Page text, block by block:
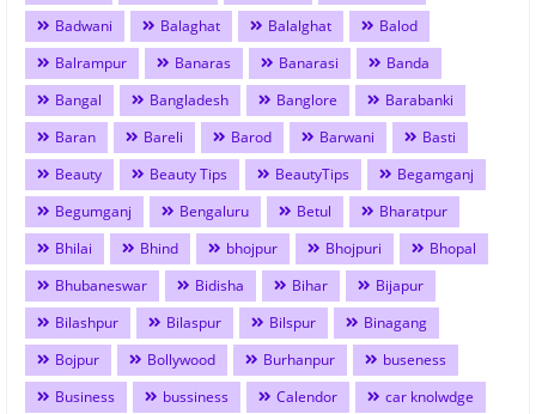
Badwani
Balaghat Balalghat
Balod
Balrampur
Banaras Banarasi
Banda
Bangal
Bangladesh Banglore
Barabanki
Baran
Bareli Barod Barwani
Basti
Beauty
Beauty Tips BeautyTips
Begamganj
Begumganj
Bengaluru Betul
Bharatpur
Bhilai
Bhind bhojpur Bhojpuri
Bhopal
Bhubaneswar
Bidisha Bihar
Bijapur
Bilashpur
Bilaspur Bilspur
Binagang
Bojpur
Bollywood Burhanpur
buseness
Business
bussiness Calendor
car knolwdge